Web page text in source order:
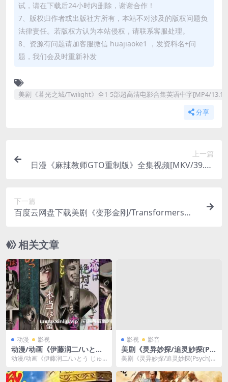
试，请在下载后24小时内删除，谢谢合作！
7、版权归作者或出版社方所有，本站不对涉及的版权问题负
法律责任。若版权方认为本站侵权，请联系客服处理。
8、资源有问题请加客服微信 huajiaoke1 ，发资料名+问
题，我们会及时重新补发
美剧《暮光之城/Twilight》全1-5部超高清电影合集英语中字[MP4/
分享
上一篇
日漫《麻辣教师GTO重制版》全集视频[MKV/39.09
下一篇
百度云网盘下载美剧《变形金刚/Transformers》
相关文章
动漫 影视
动漫/动画《伊藤润二/いとう
じゅんじ》1080P超高清电影
云网盘下载
动漫/动画《伊藤润二/いとう じゅ
合集[MP4...
影视 影音
美剧《灵异妙探/追灵妙探(Ps
ych)》全1-8季高清电影视频
合集英音中字[MP4/29.75GB]
云网盘下载
美剧《灵异妙探/追灵妙探(Psych)》
[MP...